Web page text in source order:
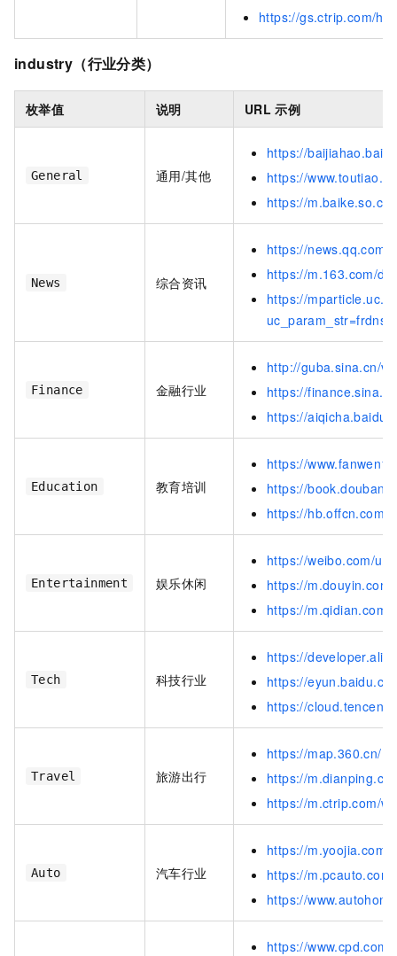
https://gs.ctrip.com/
industry（行业分类）
枚举值 说明 URL 示例
General 通用/其他
https://
https://
https://
News 综合资讯
https://news.qq.com/
https://m.163.com/
https://
Finance 金融行业
http://guba.sina.cn/
https://
https://
Education 教育培训
https://
https://
https://hb.offcn.com/
Entertainment 娱乐休闲
https://weibo.com/u/
https://
https://m.qidian.com/
Tech 科技行业
https://
https://
https://
Travel 旅游出行
https://map.360.cn/
https://
https://m.ctrip.com/
Auto 汽车行业
https://m.yoojia.com/
https://
https://
https://